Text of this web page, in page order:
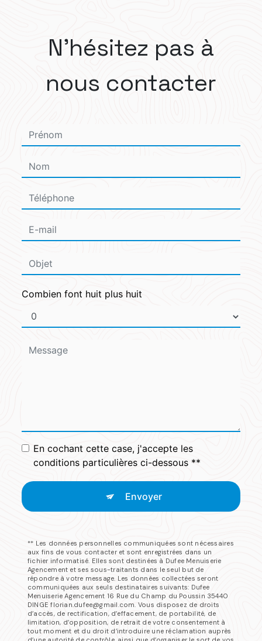
N'hésitez pas à
nous contacter
Combien font huit plus huit
En cochant cette case, j'accepte les
conditions particulières ci-dessous **
Envoyer
** Les données personnelles communiquées sont nécessaires
aux fins de vous contacter et sont enregistrées dans un
fichier informatisé. Elles sont destinées à Dufee Menuiserie
Agencement et ses sous-traitants dans le seul but de
répondre à votre message. Les données collectées seront
communiquées aux seuls destinataires suivants: Dufee
Menuiserie Agencement 16 Rue du Champ du Poussin 35440
DINGE florian.dufee@gmail.com. Vous disposez de droits
d’accès, de rectification, d’effacement, de portabilité, de
limitation, d’opposition, de retrait de votre consentement à
tout moment et du droit d’introduire une réclamation auprès